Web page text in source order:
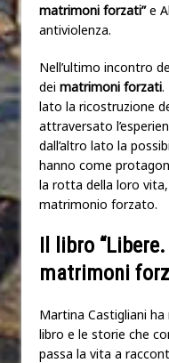
matrimoni forzati”e
antiviolenza.
Nell’ultimo incontro
dei matrimoni forzati.
lato la ricostruzione
attraversato
dall’altro lato la
hanno come
la rotta della loro
matrimonio forzato.
Il libro
matrimoni
Martina Castigliani
libro e le storie che
passa la vita a